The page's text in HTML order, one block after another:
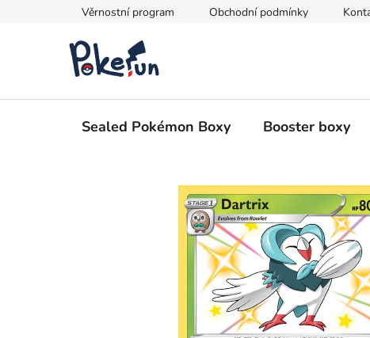
Věrnostní program Obchodní podmínky
Sealed Pokémon Boxy Booster boxy